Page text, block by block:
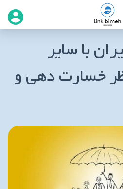
با سایر
خسارت‌ دهی و